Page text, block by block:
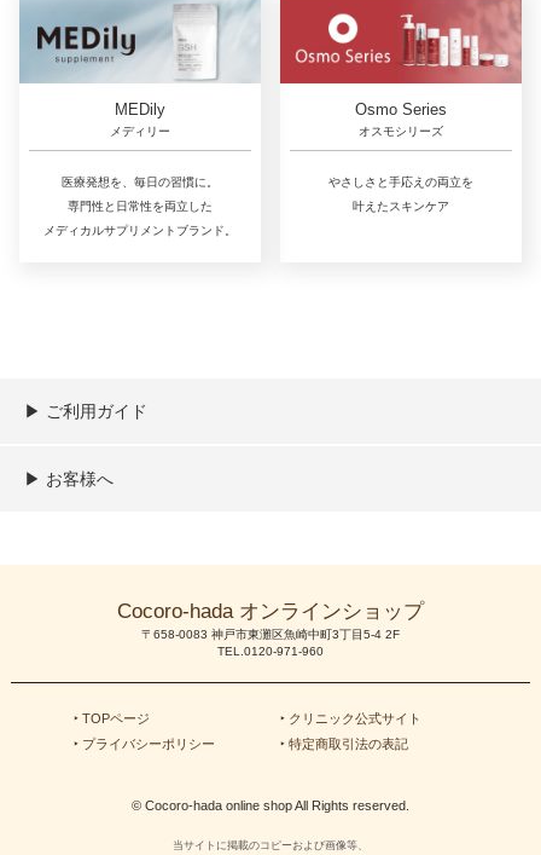
MEDily
メディリー
医療発想を、毎日の習慣に。
専門性と日常性を両立した
メディカルサプリメントブランド。
Osmo Series
オスモシリーズ
やさしさと手応えの両立を
叶えたスキンケア
▶︎ ご利用ガイド
ご利用ガイド
決済／配送／送料について
取り扱い商品一覧
顧客情報の取扱について
特定商取引法の表記
▶︎ お客様へ
Cocoro-hada オンラインショップ
〒658-0083 神戸市東灘区魚崎中町3丁目5-4 2F
TEL.0120-971-960
‣ TOPページ
‣ クリニック公式サイト
‣ プライバシーポリシー
‣ 特定商取引法の表記
© Cocoro-hada online shop All Rights reserved.
当サイトに掲載のコピーおよび画像等、